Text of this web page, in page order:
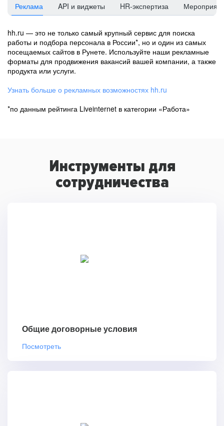
Реклама API и виджеты HR-экспертиза
hh.ru — это не только самый крупный сервис для поиска
работы и подбора персонала в России*, но и один из самых
посещаемых сайтов в Рунете. Используйте наши рекламные
форматы для продвижения вакансий вашей компании, а также
продукта или услуги.
Узнать больше о рекламных возможностях hh.ru
*по данным рейтинга Liveinternet в категории «Работа»
Инструменты для
сотрудничества
Общие договорные условия
Посмотреть